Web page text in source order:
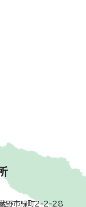
野市緑町2-2-28